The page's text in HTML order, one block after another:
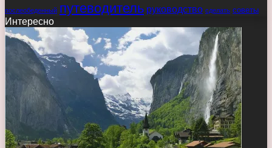
послеобеденный путеводитель руководство сделать советы
Интересно